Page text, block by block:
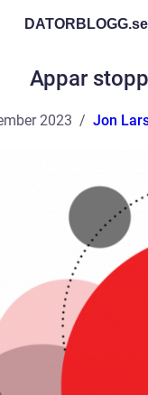
DATORBLOGG.se
Appar
2023 Jon